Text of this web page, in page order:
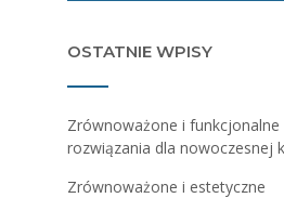
OSTATNIE WPISY
Zrównoważone i funkcjonalne
rozwiązania dla nowoczesnej
Zrównoważone i estetyczne